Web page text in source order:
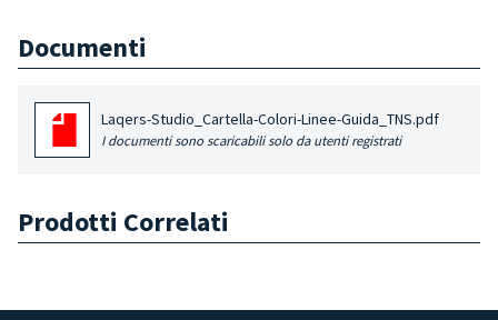
Documenti
Laqers-Studio_Cartella-Colori-Linee-Guida_TNS.pdf
I documenti sono scaricabili solo da utenti registrati
Prodotti Correlati